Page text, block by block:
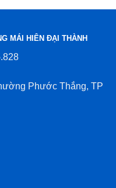
MÁI HIÊN ĐẠI THÀNH
Phước Thắng, TP